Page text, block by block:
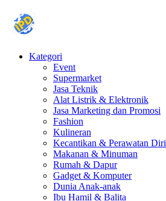
Kategori
Event
Supermarket
Jasa Teknik
Alat Listrik & Elektronik
Jasa Marketing dan Promosi
Fashion
Kulineran
Kecantikan & Perawatan Diri
Makanan & Minuman
Rumah & Dapur
Gadget & Komputer
Dunia Anak-anak
Ibu Hamil & Balita